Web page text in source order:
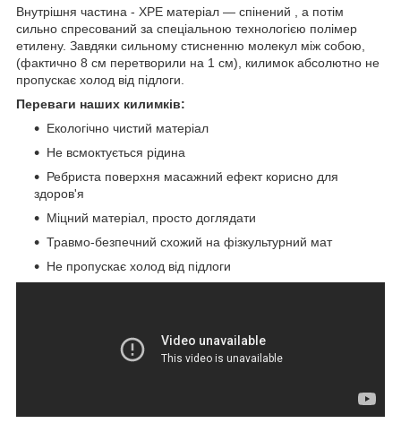
Внутрішня частина - XPE матеріал — спінений , а потім
сильно спресований за спеціальною технологією полімер
етилену. Завдяки сильному стисненню молекул між собою,
(фактично 8 см перетворили на 1 см), килимок абсолютно не
пропускає холод від підлоги.
Переваги наших килимків:
Екологічно чистий матеріал
Не всмоктується рідина
Ребриста поверхня масажний ефект корисно для
здоров'я
Міцний матеріал, просто доглядати
Травмо-безпечний схожий на фізкультурний мат
Не пропускає холод від підлоги